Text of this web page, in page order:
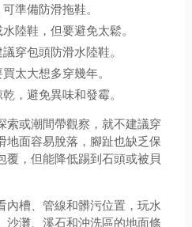
準備防滑拖鞋。
陸鞋，但要避免太鬆。
穿包頭防滑水陸鞋。
太大想多穿幾年。
，避免異味和發霉。
索或潮間帶觀察，就不建議穿
地面容易脫落，腳趾也缺乏保
覆，但能降低踢到石頭或被貝
內槽、管線和髒污位置，玩水
沙灘、溪石和沖洗區的地面條